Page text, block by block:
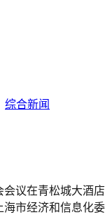
综合新闻
议在青松城大
市经济和信息